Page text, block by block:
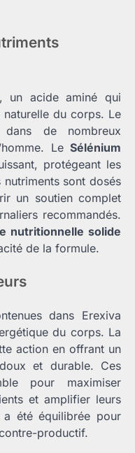
, un acide aminé qui
du corps. Le
de nombreux
Le Sélénium
protégeant les
sont dosés
un soutien complet
recommandés.
nutritionnelle solide
de la formule.
dans Erexiva
du corps. La
action en offrant un
et durable. Ces
pour maximiser
et amplifier leurs
été équilibrée pour
productif.